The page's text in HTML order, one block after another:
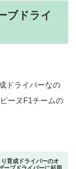
ブドライ
ドライバーなの
ーヌF1チームの
育成ドライバーのオ